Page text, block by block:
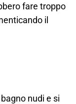
fare troppo
il
nudi e si